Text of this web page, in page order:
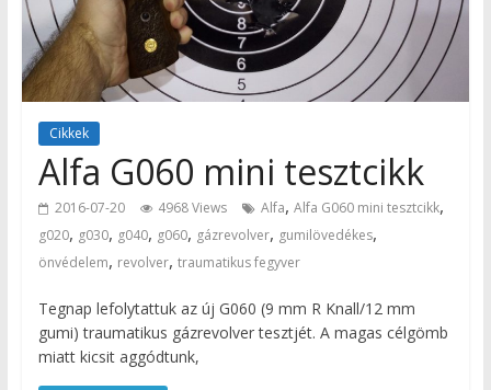
Cikkek
Alfa G060 mini tesztcikk
2016-07-20 4968 Views Alfa, Alfa G060 mini tesztcikk,
g020, g030, g040, g060, gázrevolver, gumilövedékes,
önvédelem, revolver, traumatikus fegyver
Tegnap lefolytattuk az új G060 (9 mm R Knall/12 mm
gumi) traumatikus gázrevolver tesztjét. A magas célgömb
miatt kicsit aggódtunk,